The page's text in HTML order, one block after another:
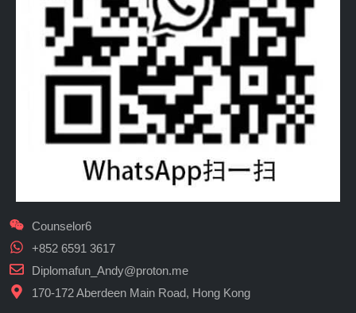
Counselor6
+852 6591 3617
Diplomafun_Andy@proton.me
170-172 Aberdeen Main Road, Hong Kong